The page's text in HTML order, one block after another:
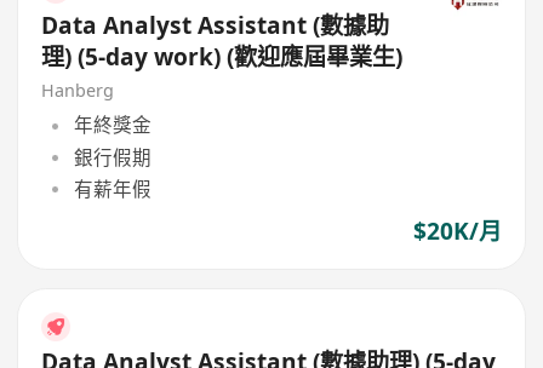
Data Analyst Assistant (數據助
理) (5-day work) (歡迎應屆畢業生)
Hanberg
年終獎金
銀行假期
有薪年假
$20K/月